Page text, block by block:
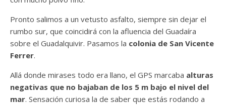
Pronto salimos a un vetusto asfalto, siempre sin dejar el
rumbo sur, que coincidirá con la afluencia del Guadaíra
sobre el Guadalquivir. Pasamos la colonia de San Vicente
Ferrer.
Allá donde mirases todo era llano, el GPS marcaba alturas
negativas que no bajaban de los 5 m bajo el nivel del
mar. Sensación curiosa la de saber que estás rodando a